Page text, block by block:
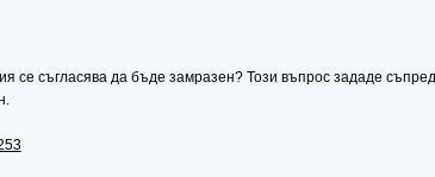
се съгласява да бъде замразен? Този въпрос зададе